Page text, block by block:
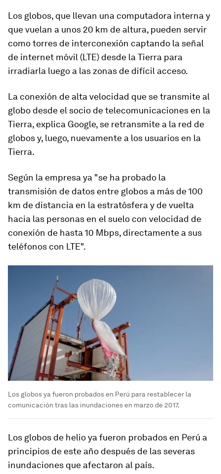
Los globos, que llevan una computadora interna y
que vuelan a unos 20 km de altura, pueden servir
como torres de interconexión captando la señal
de internet móvil (LTE) desde la Tierra para
irradiarla luego a las zonas de difícil acceso.
La conexión de alta velocidad que se transmite al
globo desde el socio de telecomunicaciones en la
Tierra, explica Google, se retransmite a la red de
globos y, luego, nuevamente a los usuarios en la
Tierra.
Según la empresa ya "se ha probado la
transmisión de datos entre globos a más de 100
km de distancia en la estratósfera y de vuelta
hacia las personas en el suelo con velocidad de
conexión de hasta 10 Mbps, directamente a sus
teléfonos con LTE".
Los globos ya fueron probados en Perú para restablecer la
comunicación tras las inundaciones en marzo de 2017.
Los globos de helio ya fueron probados en Perú a
principios de este año después de las severas
inundaciones que afectaron al país.